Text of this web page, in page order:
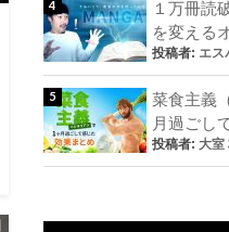
１万冊読
を変える
投稿者: エス
菜食主義
月過ごし
投稿者: 大室